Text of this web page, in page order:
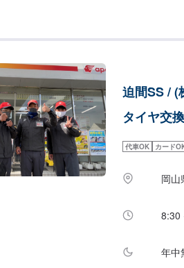
迫間SS / (
タイヤ交
代車OK カード
岡山
8:30
年中